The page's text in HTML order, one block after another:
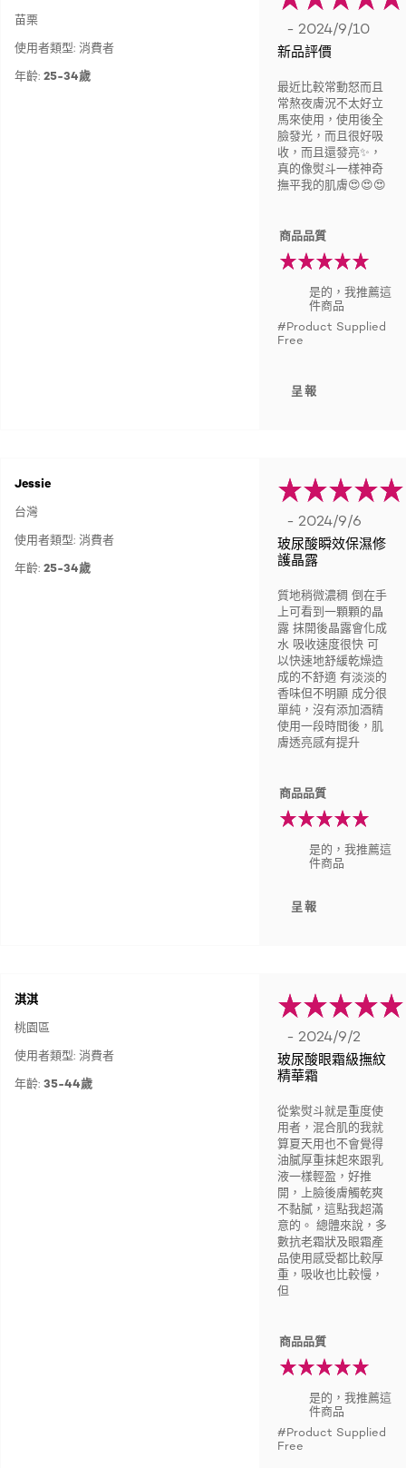
苗栗
使用者類型: 消費者
年齡: 25-34歲
- 2024/9/10
新品評價
最近比較常動怒而且
常熬夜膚況不太好立
馬來使用，使用後全
臉發光，而且很好吸
收，而且還發亮✨，
真的像熨斗一樣神奇
撫平我的肌膚😍😍😍
商品品質
是的，我推薦這
件商品
#Product Supplied
Free
呈報
Jessie
台灣
使用者類型: 消費者
年齡: 25-34歲
- 2024/9/6
玻尿酸瞬效保濕修
護晶露
質地稍微濃稠 倒在手
上可看到一顆顆的晶
露 抹開後晶露會化成
水 吸收速度很快 可
以快速地舒緩乾燥造
成的不舒適 有淡淡的
香味但不明顯 成分很
單純，沒有添加酒精
使用一段時間後，肌
膚透亮感有提升
商品品質
是的，我推薦這
件商品
呈報
淇淇
桃園區
使用者類型: 消費者
年齡: 35-44歲
- 2024/9/2
玻尿酸眼霜級撫紋
精華霜
從紫熨斗就是重度使
用者，混合肌的我就
算夏天用也不會覺得
油膩厚重抹起來跟乳
液一樣輕盈，好推
開，上臉後膚觸乾爽
不黏膩，這點我超滿
意的。 總體來說，多
數抗老霜狀及眼霜產
品使用感受都比較厚
重，吸收也比較慢，
但
商品品質
是的，我推薦這
件商品
#Product Supplied
Free